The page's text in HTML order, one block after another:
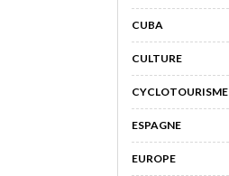
CUBA
CULTURE
CYCLOTOURISME
ESPAGNE
EUROPE